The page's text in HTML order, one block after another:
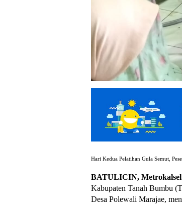
Hari Kedua Pelatihan Gula Semut,
BATULICIN,
Kabupaten Tanah Bumbu
Desa Polewali Marajae,